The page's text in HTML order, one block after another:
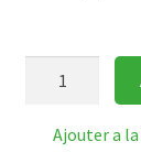
traditionnelle
Ajouter a